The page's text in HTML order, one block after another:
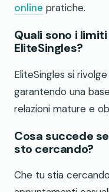
online pratiche.
Quali sono i
EliteSingles?
EliteSingles si
garantendo una
relazioni mature e
Cosa succede
sto cercando?
Che tu stia